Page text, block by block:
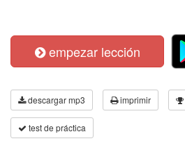
empezar lección
descargar mp3 imprimir
test de práctica